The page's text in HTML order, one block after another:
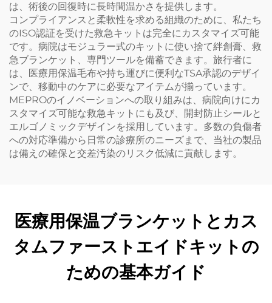
は、術後の回復時に長時間温かさを提供します。
コンプライアンスと柔軟性を求める組織のために、私たち
のISO認証を受けた救急キットは完全にカスタマイズ可能
です。病院はモジュラー式のキットに使い捨て絆創膏、救
急ブランケット、専門ツールを備蓄できます。旅行者に
は、医療用保温毛布や持ち運びに便利なTSA承認のデザイ
ンで、移動中のケアに必要なアイテムが揃っています。
MEPROのイノベーションへの取り組みは、病院向けにカ
スタマイズ可能な救急キットにも及び、開封防止シールと
エルゴノミックデザインを採用しています。多数の負傷者
への対応準備から日常の診療所のニーズまで、当社の製品
は備えの確保と交差汚染のリスク低減に貢献します。
医療用保温ブランケットとカス
タムファーストエイドキットの
ための基本ガイド